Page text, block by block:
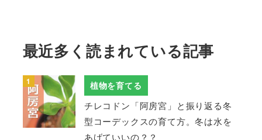
最近多く読まれている記事
植物を育てる
チレコドン「阿房宮」と振り返る冬
型コーデックスの育て方。冬は水を
あげていいの？？